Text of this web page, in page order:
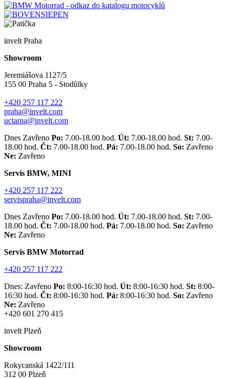
invelt Praha
Showroom
Jeremiášova 1127/5
155 00 Praha 5 - Stodůlky
+420 257 117 222
praha@invelt.com
uctarna@invelt.com
Dnes Zavřeno Po: 7.00-18.00 hod. Út: 7.00-18.00 hod. St: 7.00-
18.00 hod. Čt: 7.00-18.00 hod. Pá: 7.00-18.00 hod. So: Zavřeno
Ne: Zavřeno
Servis BMW, MINI
+420 257 117 222
servispraha@invelt.com
Dnes Zavřeno Po: 7.00-18.00 hod. Út: 7.00-18.00 hod. St: 7.00-
18.00 hod. Čt: 7.00-18.00 hod. Pá: 7.00-18.00 hod. So: Zavřeno
Ne: Zavřeno
Servis BMW Motorrad
+420 257 117 222
Dnes: Zavřeno Po: 8:00-16:30 hod. Út: 8:00-16:30 hod. St: 8:00-
16:30 hod. Čt: 8:00-16:30 hod. Pá: 8:00-16:30 hod. So: Zavřeno
Ne: Zavřeno
+420 601 270 415
invelt Plzeň
Showroom
Rokycanská 1422/111
312 00 Plzeň